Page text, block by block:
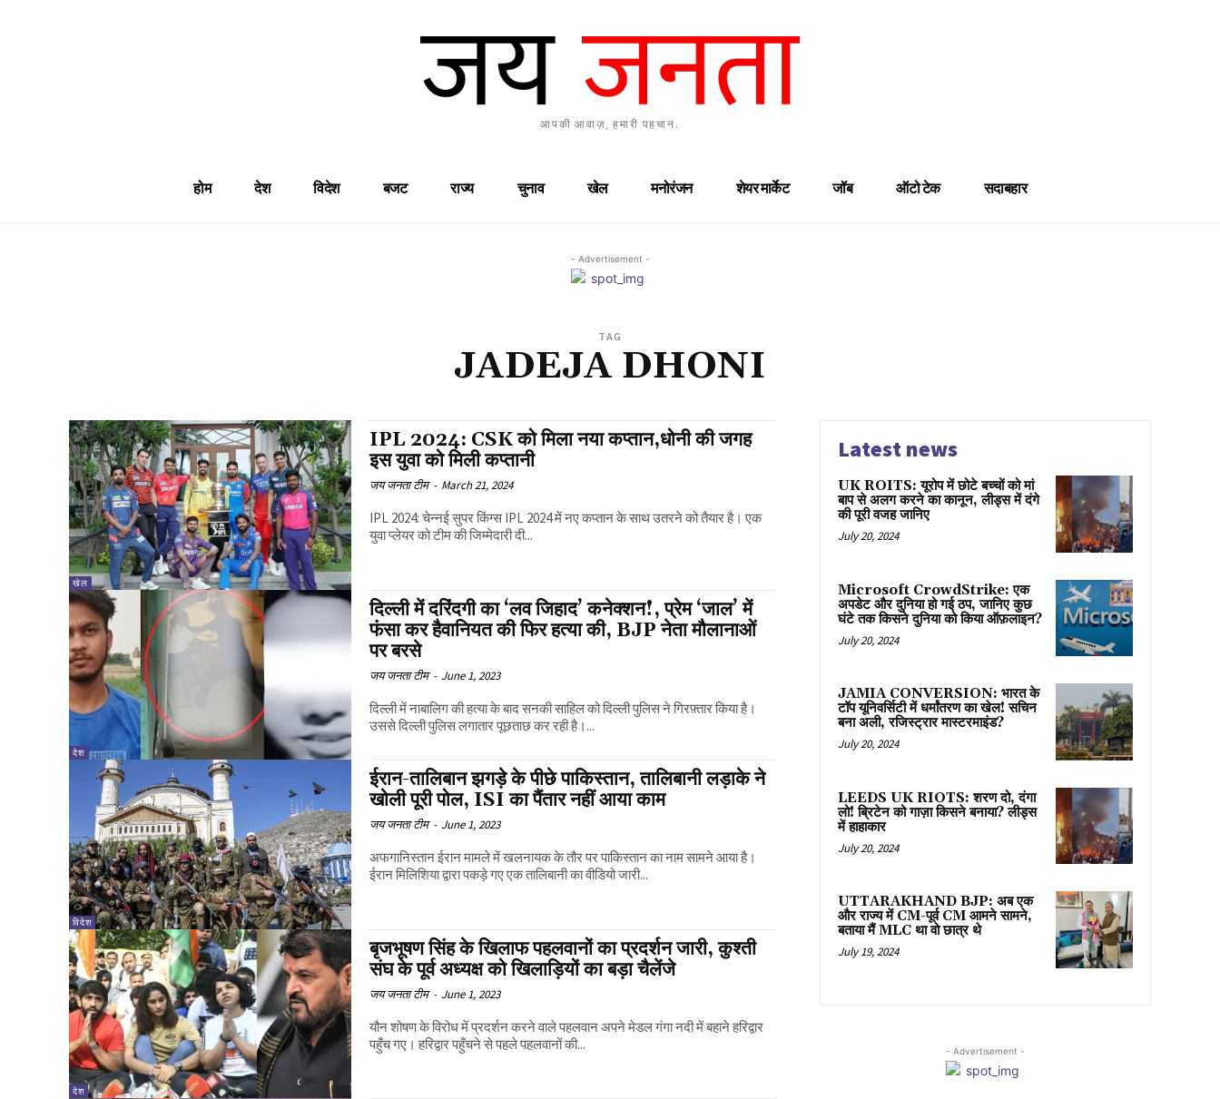
आपकी आवाज़, हमारी पहचान.
होम देश विदेश बजट राज्य चुनाव खेल मनोरंजन शेयर मार्केट जॉब ऑटो टेक सदाबहार
- Advertisement -
TAG
JADEJA DHONI
खेल
IPL 2024: CSK को मिला नया कप्तान,धोनी की जगह
इस युवा को मिली कप्तानी
जय जनता टीम - March 21, 2024
IPL 2024: चेन्नई सुपर किंग्स IPL 2024 में नए कप्तान के साथ उतरने को तैयार है। एक
युवा प्लेयर को टीम की जिम्मेदारी दी...
देश
दिल्ली में दरिंदगी का ‘लव जिहाद’ कनेक्शन!, प्रेम ‘जाल’ में
फंसा कर हैवानियत की फिर हत्या की, BJP नेता मौलानाओं
पर बरसे
जय जनता टीम - June 1, 2023
दिल्ली में नाबालिग की हत्या के बाद सनकी साहिल को दिल्ली पुलिस ने गिरफ़्तार किया है।
उससे दिल्ली पुलिस लगातार पूछताछ कर रही है।...
विदेश
ईरान-तालिबान झगड़े के पीछे पाकिस्तान, तालिबानी लड़ाके ने
खोली पूरी पोल, ISI का पैंतार नहीं आया काम
जय जनता टीम - June 1, 2023
अफगानिस्तान ईरान मामले में खलनायक के तौर पर पाकिस्तान का नाम सामने आया है।
ईरान मिलिशिया द्वारा पकड़े गए एक तालिबानी का वीडियो जारी...
देश
बृजभूषण सिंह के खिलाफ पहलवानों का प्रदर्शन जारी, कुश्ती
संघ के पूर्व अध्यक्ष को खिलाड़ियों का बड़ा चैलेंजे
जय जनता टीम - June 1, 2023
यौन शोषण के विरोध में प्रदर्शन करने वाले पहलवान अपने मेडल गंगा नदी में बहाने हरिद्वार
पहुँच गए। हरिद्वार पहुँचने से पहले पहलवानों की...
Latest news
UK ROITS: यूरोप में छोटे बच्चों को मां
बाप से अलग करने का कानून, लीड्स में दंगे
की पूरी वजह जानिए
July 20, 2024
Microsoft CrowdStrike: एक
अपडेट और दुनिया हो गई ठप, जानिए कुछ
घंटे तक किसने दुनिया को किया ऑफ़लाइन?
July 20, 2024
JAMIA CONVERSION: भारत के
टॉप यूनिवर्सिटी में धर्मांतरण का खेल! सचिन
बना अली, रजिस्ट्रार मास्टरमाइंड?
July 20, 2024
LEEDS UK RIOTS: शरण दो, दंगा
लो! ब्रिटेन को गाज़ा किसने बनाया? लीड्स
में हाहाकार
July 20, 2024
UTTARAKHAND BJP: अब एक
और राज्य में CM-पूर्व CM आमने सामने,
बताया मैं MLC था वो छात्र थे
July 19, 2024
- Advertisement -